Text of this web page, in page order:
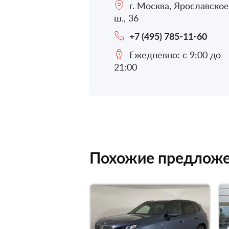
г. Москва, Ярославское
ш., 36
+7 (495) 785-11-60
Ежедневно: с 9:00 до
21:00
Похожие